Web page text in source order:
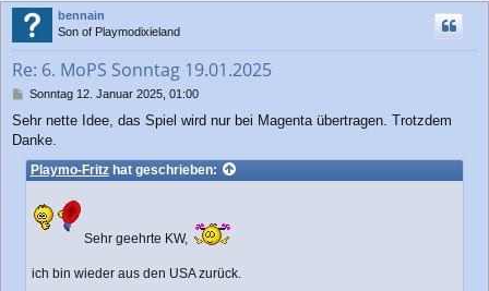
bennain
Son of Playmodixieland
Re: 6. MoPS Sonntag 19.01.2025
B
i
t
r
a
Sonntag 12. Januar 2025, 01:00
Sehr nette Idee, das Spiel wird nur bei Magenta übertragen. Trotzdem
Danke.
Playmo-Fritzhat geschrieben:
Sehr geehrte KW,
ich bin wieder aus den USA zurück.